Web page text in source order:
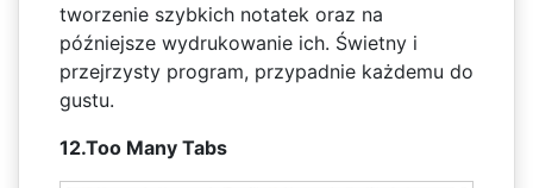
tworzenie szybkich notatek oraz na
późniejsze wydrukowanie ich. Świetny i
przejrzysty program, przypadnie każdemu do
gustu.
12.Too Many Tabs